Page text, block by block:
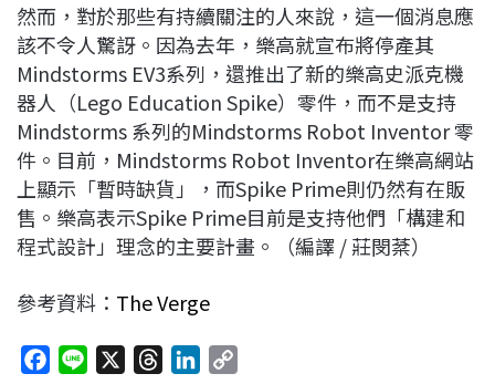
然而，對於那些有持續關注的人來說，這一個消息應
該不令人驚訝。因為去年，樂高就宣布將停產其
Mindstorms EV3系列，還推出了新的樂高史派克機
器人（Lego Education Spike）零件，而不是支持
Mindstorms 系列的Mindstorms Robot Inventor 零
件。目前，Mindstorms Robot Inventor在樂高網站
上顯示「暫時缺貨」，而Spike Prime則仍然有在販
售。樂高表示Spike Prime目前是支持他們「構建和
程式設計」理念的主要計畫。（編譯 / 莊閔棻）
參考資料： The Verge